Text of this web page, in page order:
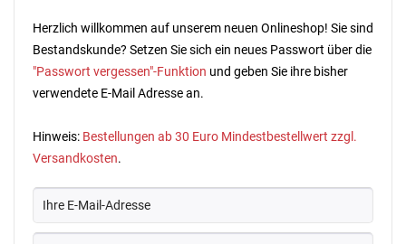
Herzlich willkommen auf unserem neuen Onlineshop! Sie sind
Bestandskunde? Setzen Sie sich ein neues Passwort über die
"Passwort vergessen"-Funktion und geben Sie ihre bisher
verwendete E-Mail Adresse an.
Hinweis: Bestellungen ab 30 Euro Mindestbestellwert zzgl.
Versandkosten.